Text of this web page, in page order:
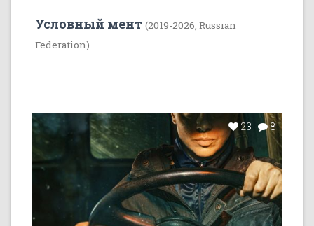
Условный мент (2019-2026, Russian
Federation)
23 8